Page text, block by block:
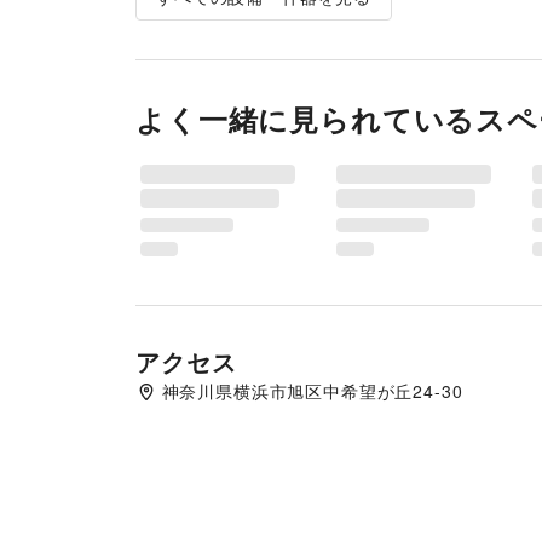
よく一緒に見られているス
アクセス
神奈川県横浜市旭区中希望が丘24-30